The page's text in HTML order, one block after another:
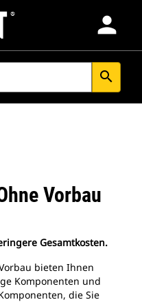
person
search
Vorbau
Gesamtkosten.
bieten Ihnen
Komponenten und
die Sie